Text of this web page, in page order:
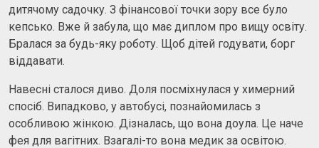
дитячому садочку. З фінансової точки зору все було
кепсько. Вже й забула, що має диплом про вищу освіту.
Бралася за будь-яку роботу. Щоб дітей годувати, борг
віддавати.
Навесні сталося диво. Доля посміхнулася у химерний
спосіб. Випадково, у автобусі, познайомилась з
особливою жінкою. Дізналась, що вона доула. Це наче
фея для вагітних. Взагалі-то вона медик за освітою.